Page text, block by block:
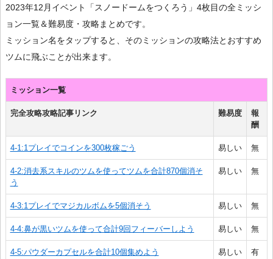
2023年12月イベント「スノードームをつくろう」4枚目の全ミッシ
ョン一覧＆難易度・攻略まとめです。
ミッション名をタップすると、そのミッションの攻略法とおすすめ
ツムに飛ぶことが出来ます。
ミッション一覧
完全攻略攻略記事リンク 難易度
報
酬
4-1:1プレイでコインを300枚稼ごう 易しい 無
4-2:消去系スキルのツムを使ってツムを合計870個消そ
う
易しい 無
4-3:1プレイでマジカルボムを5個消そう 易しい 無
4-4:鼻が黒いツムを使って合計9回フィーバーしよう 易しい 無
4-5:パウダーカプセルを合計10個集めよう 易しい 有